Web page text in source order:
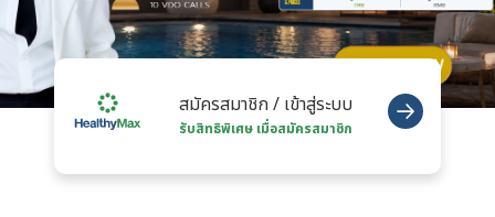
สมัครสมาชิก / เข้าสู่ระบบ
รับสิทธิพิเศษ เมื่อสมัครสมาชิก